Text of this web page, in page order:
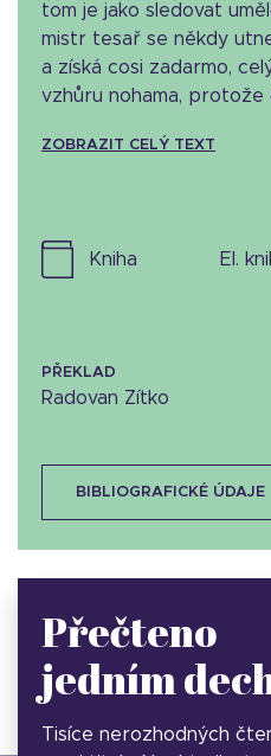
tom je jako sledovat
mistr tesař se někdy
a získá cosi zadarmo,
vzhůru nohama, protože
ZOBRAZIT CELÝ TEXT
kniha el.
PŘEKLAD
Radovan Zítko
BIBLIOGRAFICKÉ ÚDAJE
Přečteno
jedním
Tisíce nerozhodných